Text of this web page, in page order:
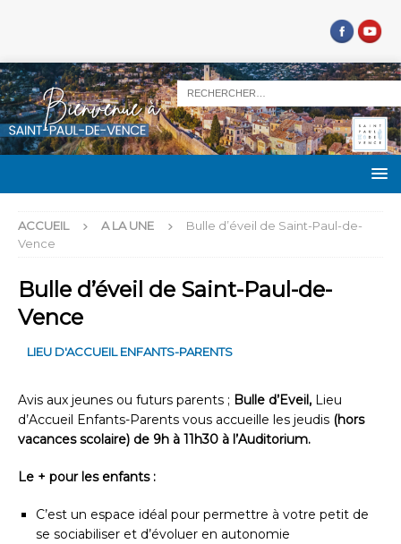
ACCUEIL A LA UNE
Bulle d’éveil de Saint-Paul-de-
Vence
Bulle d’éveil de Saint-Paul-de-
Vence
LIEU D'ACCUEIL ENFANTS-PARENTS
Avis aux jeunes ou futurs parents ; Bulle d’Eveil, Lieu
d’Accueil Enfants-Parents vous accueille les jeudis (hors
vacances scolaire) de 9h à 11h30 à l’Auditorium.
Le + pour les enfants :
C’est un espace idéal pour permettre à votre petit de
se sociabiliser et d’évoluer en autonomie